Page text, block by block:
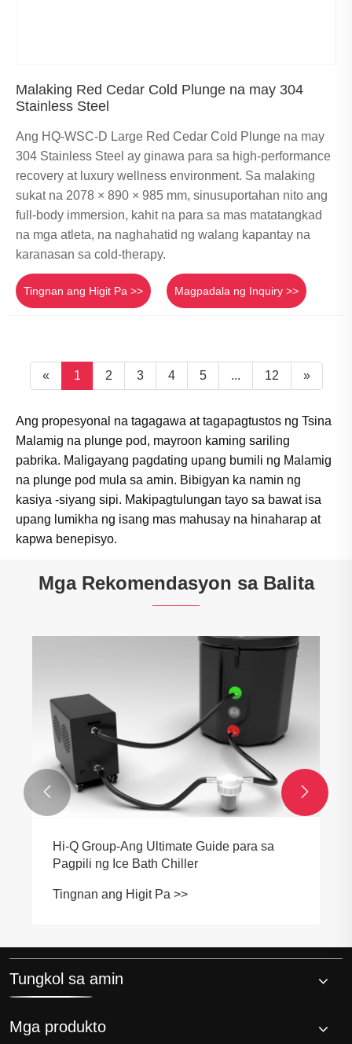
Malaking Red Cedar Cold Plunge na may 304
Stainless Steel
Ang HQ-WSC-D Large Red Cedar Cold Plunge na may
304 Stainless Steel ay ginawa para sa high-performance
recovery at luxury wellness environment. Sa malaking
sukat na 2078 × 890 × 985 mm, sinusuportahan nito ang
full-body immersion, kahit na para sa mas matatangkad
na mga atleta, na naghahatid ng walang kapantay na
karanasan sa cold-therapy.
Tingnan ang Higit Pa >> Magpadala ng Inquiry >>
« 1 2 3 4 5 ... 12 »
Ang propesyonal na tagagawa at tagapagtustos ng Tsina
Malamig na plunge pod, mayroon kaming sariling
pabrika. Maligayang pagdating upang bumili ng Malamig
na plunge pod mula sa amin. Bibigyan ka namin ng
kasiya -siyang sipi. Makipagtulungan tayo sa bawat isa
upang lumikha ng isang mas mahusay na hinaharap at
kapwa benepisyo.
Mga Rekomendasyon sa Balita
Hi-Q Group-Ang Ultimate Guide para sa
Pagpili ng Ice Bath Chiller
Tingnan ang Higit Pa >>
 
Tungkol sa amin
Mga produkto